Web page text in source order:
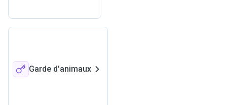
Garde d'animaux